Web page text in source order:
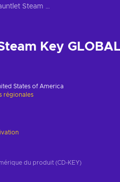
Gear Gauntlet Steam Key GLOBAL
Key
States of America
régionales
du produit (CD-KEY)